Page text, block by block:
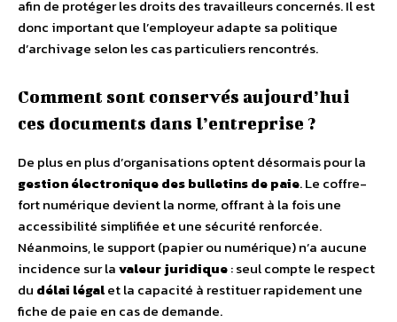
afin de protéger les droits des travailleurs concernés. Il est
donc important que l’employeur adapte sa politique
d’archivage selon les cas particuliers rencontrés.
Comment sont conservés aujourd’hui
ces documents dans l’entreprise ?
De plus en plus d’organisations optent désormais pour la
gestion électronique des bulletins de paie. Le coffre-
fort numérique devient la norme, offrant à la fois une
accessibilité simplifiée et une sécurité renforcée.
Néanmoins, le support (papier ou numérique) n’a aucune
incidence sur lavaleur juridique: seul compte le respect
du délai légalet la capacité à restituer rapidement une
fiche de paie en cas de demande.